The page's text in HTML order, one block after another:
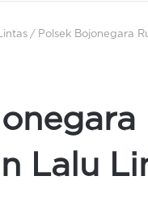
/ Polsek Bojonegara
Lalu